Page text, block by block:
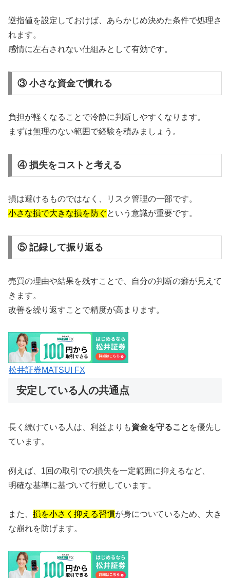
逆指値を設定しておけば、あらかじめ決めた条件で処理さ
れます。
感情に左右されない仕組みとして有効です。
③ 小さな資金で慣れる
負担が軽くなることで冷静に判断しやすくなります。
まずは無理のない範囲で経験を積みましょう。
④ 損失をコストと考える
損は避けるものではなく、リスク管理の一部です。
小さな損で大きな損を防ぐという意識が重要です。
⑤ 記録して振り返る
売買の理由や結果を残すことで、自分の判断の癖が見えて
きます。
改善を繰り返すことで精度が高まります。
松井証券MATSUI FX
安定している人の共通点
長く続けている人は、利益よりも資金を守ること を優先し
ています。
例えば、1回の取引での損失を一定範囲に抑えるなど、
明確な基準に基づいて行動しています。
また、 損を小さく抑える習慣が身についているため、大き
な崩れを防げます。